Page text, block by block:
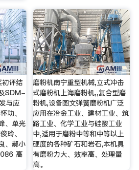
评结
SDM-
与应
功、
、单光
玲、
、郝小
高
磨粉机南宁重型机械,立式冲击
式磨粉机上海磨粉机,,复合型磨
粉机,设备图文弹簧磨粉机广泛
应用在冶金工业、建材工业、筑
路工业、化学工业与硅酸工业
中,适用于磨粉中等和中等以上
硬度的各种矿石和岩石,本机具
有磨粉力大、效率高、处理量
高。